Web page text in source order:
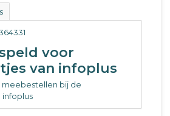
voor
van infoplus
bij de
infoplus